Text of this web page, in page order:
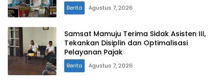
Berita Agustus 7, 2026
Samsat Mamuju Terima Sidak Asisten III,
Tekankan Disiplin dan Optimalisasi
Pelayanan Pajak
Berita Agustus 7, 2026